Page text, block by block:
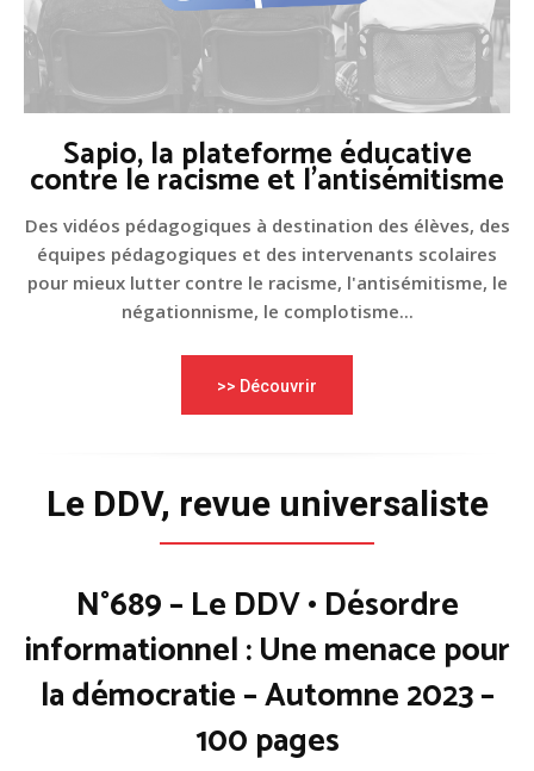
Sapio, la plateforme éducative
contre le racisme et l'antisémitisme
Des vidéos pédagogiques à destination des élèves, des
équipes pédagogiques et des intervenants scolaires
pour mieux lutter contre le racisme, l'antisémitisme, le
négationnisme, le complotisme...
>> Découvrir
Le DDV, revue universaliste
N°689 – Le DDV • Désordre
informationnel : Une menace pour
la démocratie – Automne 2023 –
100 pages